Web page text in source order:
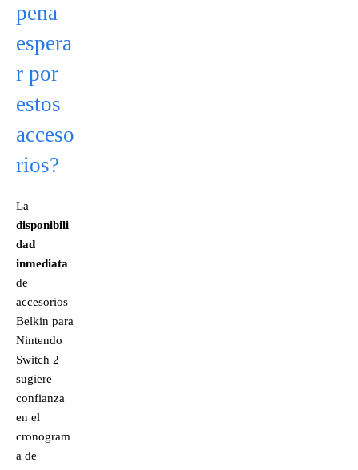
pena
espera
r por
estos
acceso
rios?
La
disponibili
dad
inmediata
de
accesorios
Belkin para
Nintendo
Switch 2
sugiere
confianza
en el
cronogram
a de